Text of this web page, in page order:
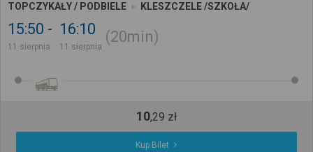
TOPCZYKAŁY / PODBIELE KLESZCZELE /SZKOŁA/
15:50
11 sierpnia
16:10
11 sierpnia
20min
10,29 zł
Kup Bilet